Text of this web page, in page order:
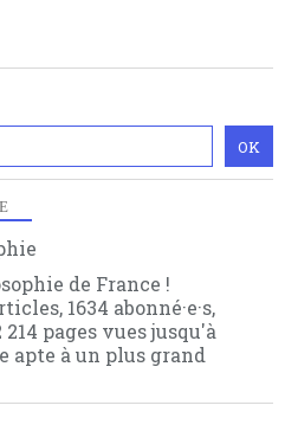
de France !
1634 abonné·e·s,
214 pages vues jusqu'à
apte à un plus grand
plus grand nombre de